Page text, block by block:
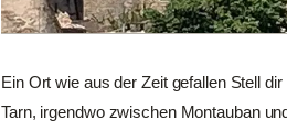
Ein Ort wie aus der Zeit gefallen Stell
Tarn, irgendwo zwischen Montauban